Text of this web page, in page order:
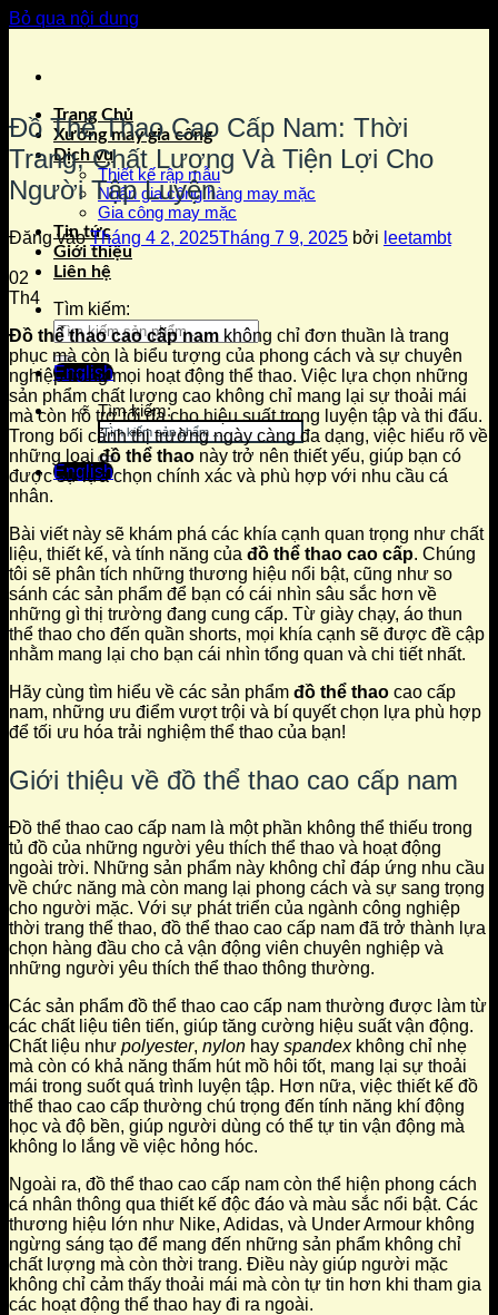
Bỏ qua nội dung
Trang Chủ
Xưởng may gia công
Dịch vụ
Thiết kế rập mẫu
Nhận gia công hàng may mặc
Gia công may mặc
Tin tức
Giới thiệu
Liên hệ
Tìm kiếm:
English
Tìm kiếm:
English
Đồ Thể Thao Cao Cấp Nam: Thời
Trang, Chất Lượng Và Tiện Lợi Cho
Người Tập Luyện
Đăng vàoTháng 4 2, 2025Tháng 7 9, 2025 bởi leetambt
02
Th4
Đồ thể thao cao cấp nam không chỉ đơn thuần là trang
phục mà còn là biểu tượng của phong cách và sự chuyên
nghiệp trong mọi hoạt động thể thao. Việc lựa chọn những
sản phẩm chất lượng cao không chỉ mang lại sự thoải mái
mà còn hỗ trợ tối đa cho hiệu suất trong luyện tập và thi đấu.
Trong bối cảnh thị trường ngày càng đa dạng, việc hiểu rõ về
những loạiđồ thể thao này trở nên thiết yếu, giúp bạn có
được sự lựa chọn chính xác và phù hợp với nhu cầu cá
nhân.
Bài viết này sẽ khám phá các khía cạnh quan trọng như chất
liệu, thiết kế, và tính năng của đồ thể thao cao cấp. Chúng
tôi sẽ phân tích những thương hiệu nổi bật, cũng như so
sánh các sản phẩm để bạn có cái nhìn sâu sắc hơn về
những gì thị trường đang cung cấp. Từ giày chạy, áo thun
thể thao cho đến quần shorts, mọi khía cạnh sẽ được đề cập
nhằm mang lại cho bạn cái nhìn tổng quan và chi tiết nhất.
Hãy cùng tìm hiểu về các sản phẩm đồ thể thao cao cấp
nam, những ưu điểm vượt trội và bí quyết chọn lựa phù hợp
để tối ưu hóa trải nghiệm thể thao của bạn!
Giới thiệu về đồ thể thao cao cấp nam
Đồ thể thao cao cấp nam là một phần không thể thiếu trong
tủ đồ của những người yêu thích thể thao và hoạt động
ngoài trời. Những sản phẩm này không chỉ đáp ứng nhu cầu
về chức năng mà còn mang lại phong cách và sự sang trọng
cho người mặc. Với sự phát triển của ngành công nghiệp
thời trang thể thao, đồ thể thao cao cấp nam đã trở thành lựa
chọn hàng đầu cho cả vận động viên chuyên nghiệp và
những người yêu thích thể thao thông thường.
Các sản phẩm đồ thể thao cao cấp nam thường được làm từ
các chất liệu tiên tiến, giúp tăng cường hiệu suất vận động.
Chất liệu như polyester, nylon hay spandexkhông chỉ nhẹ
mà còn có khả năng thấm hút mồ hôi tốt, mang lại sự thoải
mái trong suốt quá trình luyện tập. Hơn nữa, việc thiết kế đồ
thể thao cao cấp thường chú trọng đến tính năng khí động
học và độ bền, giúp người dùng có thể tự tin vận động mà
không lo lắng về việc hỏng hóc.
Ngoài ra, đồ thể thao cao cấp nam còn thể hiện phong cách
cá nhân thông qua thiết kế độc đáo và màu sắc nổi bật. Các
thương hiệu lớn như Nike, Adidas, và Under Armour không
ngừng sáng tạo để mang đến những sản phẩm không chỉ
chất lượng mà còn thời trang. Điều này giúp người mặc
không chỉ cảm thấy thoải mái mà còn tự tin hơn khi tham gia
các hoạt động thể thao hay đi ra ngoài.